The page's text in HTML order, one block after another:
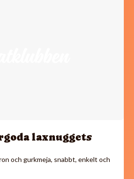
laxnuggets
och gurkmeja, snabbt, enkelt och